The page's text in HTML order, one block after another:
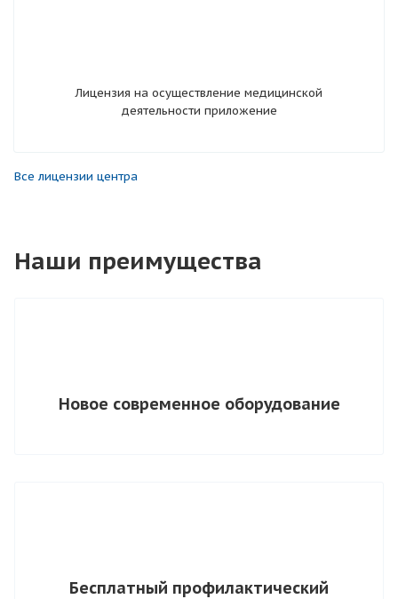
Лицензия на осуществление медицинской
деятельности приложение
Все лицензии центра
Наши преимущества
Новое современное оборудование
Бесплатный профилактический